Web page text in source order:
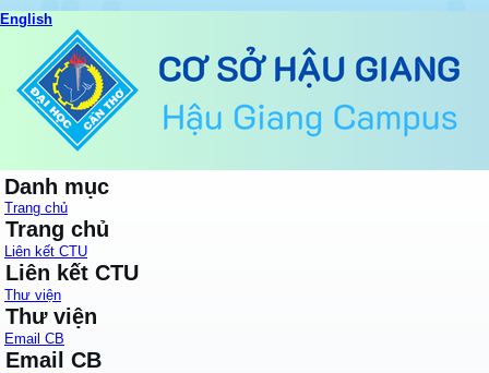
English
Danh mục
Trang chủ
Trang chủ
Liên kết CTU
Liên kết CTU
Thư viện
Thư viện
Email CB
Email CB